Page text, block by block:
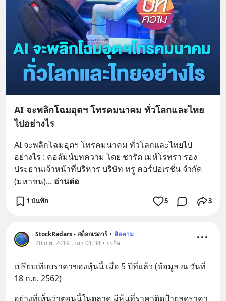
AI จะพลิกโฉมอุตฯ โทรคมนาคม ทั่วโลกและไทย
ไปอย่างไร
AI จะพลิกโฉมอุตฯ โทรคมนาคม ทั่วโลกและไทยไป
อย่างไร : คอลัมน์บทความ โดย ชารัด เมห์โรทรา รอง
ประธานเจ้าหน้าที่บริหาร บริษัท ทรู คอร์ปอเรชั่น จำกัด
(มหาชน)... อ่านต่อ
1 บันทึก 5 3
StockRadars - สต็อกเรดาร์ • ติดตาม
20 ก.ย. 2019 เวลา 01:34 • ธุรกิจ
เปรียบเทียบราคาของหุ้นนี้ เมื่อ 5 ปีที่แล้ว (ข้อมูล ณ วันที่
18 ก.ย. 2562)
อย่างที่เห็นว่าตอนนี้ในตลาด มีหุ้นที่ราคาติดป้ายลดราคา